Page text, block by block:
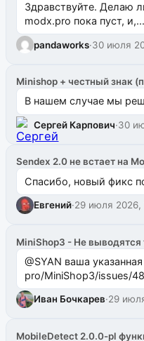
Здравствуйте. Делаю
modx.pro пока пуст, и,...
pandaworks·30 июля
Minishop + честный знак
В нашем случае мы
Сергей Карпович·30
Sendex 2.0 не встает на
Спасибо, новый фикс
Евгений·29 июля 2026,
MiniShop3 - Не выводятся
@SYAN ваша указанная проблема
pro/MiniShop3/issues/
Иван Бочкарев·29
MobileDetect 2.0.0-pl